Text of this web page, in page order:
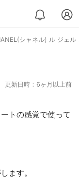
シャネル) ル ジェル
更新日時：6ヶ月以上前
トの感覚で使って
ます。